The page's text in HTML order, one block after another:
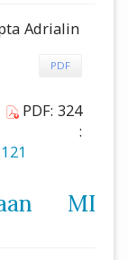
Adrialin
PDF
PDF: 324
:
MI